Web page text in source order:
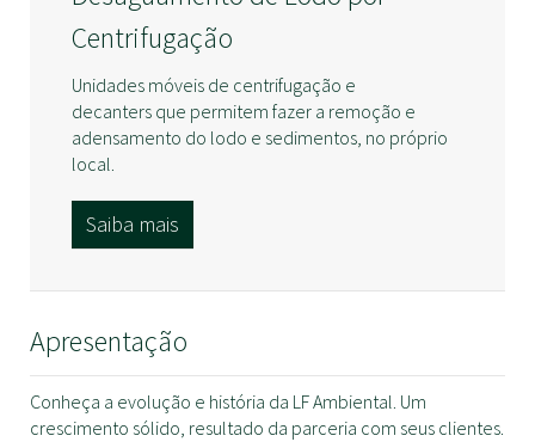
Centrifugação
Unidades móveis de centrifugação e
decanters que permitem fazer a remoção e
adensamento do lodo e sedimentos, no próprio
local.
Saiba mais
Apresentação
Conheça a evolução e história da LF Ambiental. Um
crescimento sólido, resultado da parceria com seus clientes.